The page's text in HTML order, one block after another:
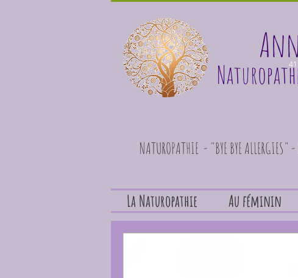
NATUROPATHIE - "BYE BYE
La Naturopathie Au féminin